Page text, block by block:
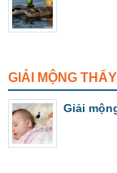
GIẢI MỘNG
Giải